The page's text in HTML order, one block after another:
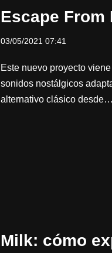
Escape From
03/05/2021 07:41
Este nuevo proyecto
sonidos nostálgicos
alternativo clásico desde…
Milk: cómo